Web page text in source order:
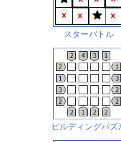
スターバトル
ビルディングパズ